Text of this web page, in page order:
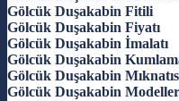
Gölcük Duşakabin Fitili
Gölcük Duşakabin Fiyatı
Gölcük Duşakabin İmalatı
Gölcük Duşakabin
Gölcük Duşakabin
Gölcük Duşakabin